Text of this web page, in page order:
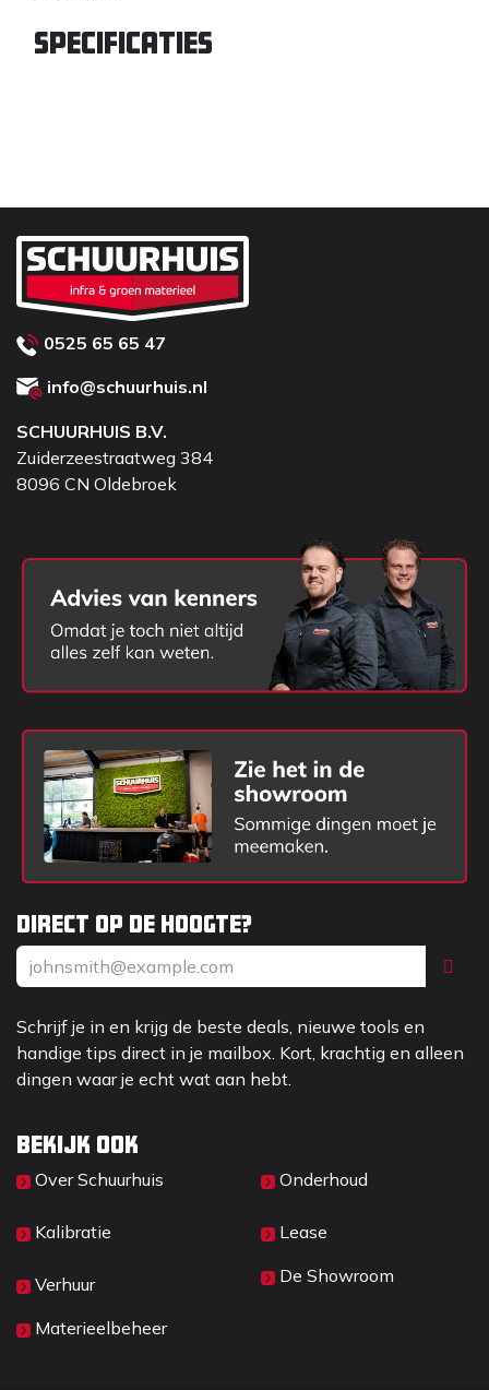
Specificaties
Direct op de hoogte?
Schrijf je in en krijg de beste deals, nieuwe tools en
handige tips direct in je mailbox. Kort, krachtig en alleen
dingen waar je echt wat aan hebt.
Bekijk ook
Over Sc​huurhuis
Kalibratie
Verhuur
Materieelbeheer
Onderhoud
Lease
De Showroom
0525 65 65 47
info@schuurhuis.nl
SCHUURHUIS B.V.
Zuiderzeestraatweg 384
8096 CN Oldebroek